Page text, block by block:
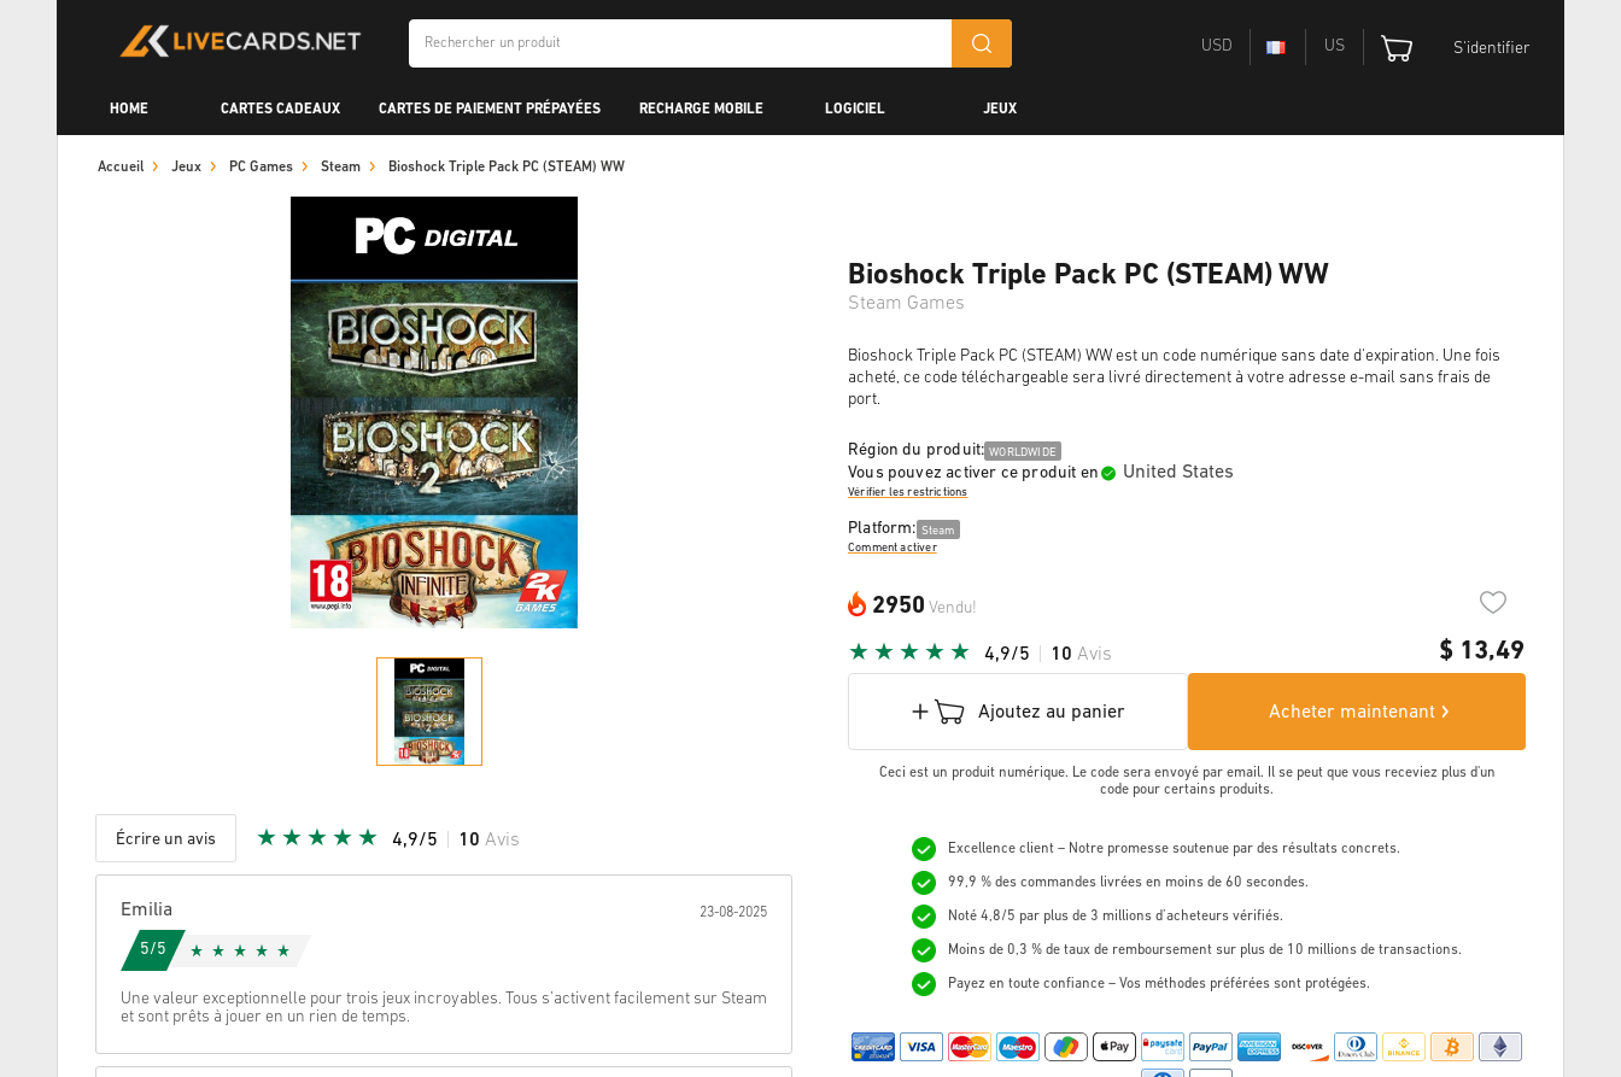
USD US S'identifier
HOME CARTES CADEAUX CARTES DE PAIEMENT PRÉPAYÉES RECHARGE MOBILE LOGICIEL JEUX
Accueil Jeux PC Games Steam Bioshock Triple Pack PC (STEAM) WW
Écrire un avis 4,9/5 10 Avis
Emilia 23-08-2025
5/5
Une valeur exceptionnelle pour trois jeux incroyables. Tous s’activent facilement sur Steam
et sont prêts à jouer en un rien de temps.
Bioshock Triple Pack PC (STEAM) WW
Steam Games
Bioshock Triple Pack PC (STEAM) WW est un code numérique sans date d'expiration. Une fois
acheté, ce code téléchargeable sera livré directement à votre adresse e-mail sans frais de
port.
Région du produit: WORLDWIDE
Vous pouvez activer ce produit en United States
Vérifier les restrictions
Platform: Steam
Comment activer
2950 Vendu!
$ 13,49
4,9/5 10 Avis
Ajoutez au panier Acheter maintenant
Ceci est un produit numérique. Le code sera envoyé par email. Il se peut que vous receviez plus d'un
code pour certains produits.
Excellence client – Notre promesse soutenue par des résultats concrets.
99,9 % des commandes livrées en moins de 60 secondes.
Noté 4,8/5 par plus de 3 millions d’acheteurs vérifiés.
Moins de 0,3 % de taux de remboursement sur plus de 10 millions de transactions.
Payez en toute confiance – Vos méthodes préférées sont protégées.